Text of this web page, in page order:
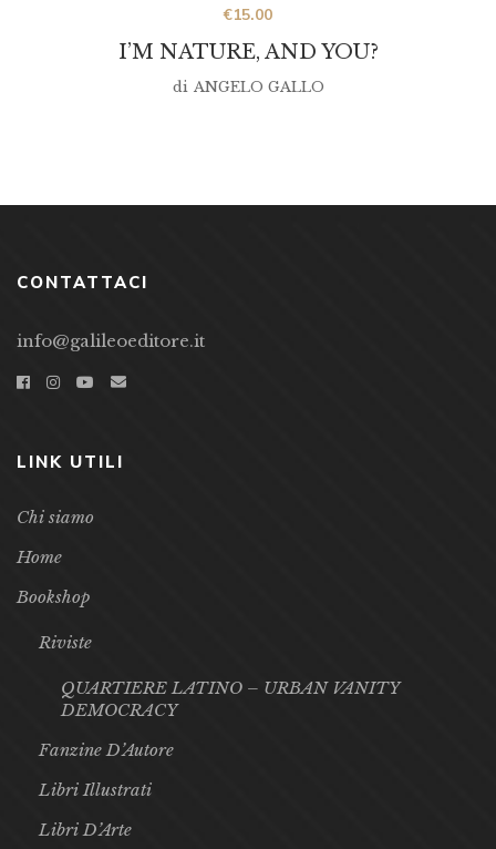
I’M NATURE, AND YOU?
€15.00
di ANGELO GALLO
CONTATTACI
info@galileoeditore.it
LINK UTILI
Chi siamo
Home
Bookshop
Riviste
QUARTIERE LATINO – URBAN VANITY
DEMOCRACY
Fanzine D’Autore
Libri Illustrati
Libri D’Arte